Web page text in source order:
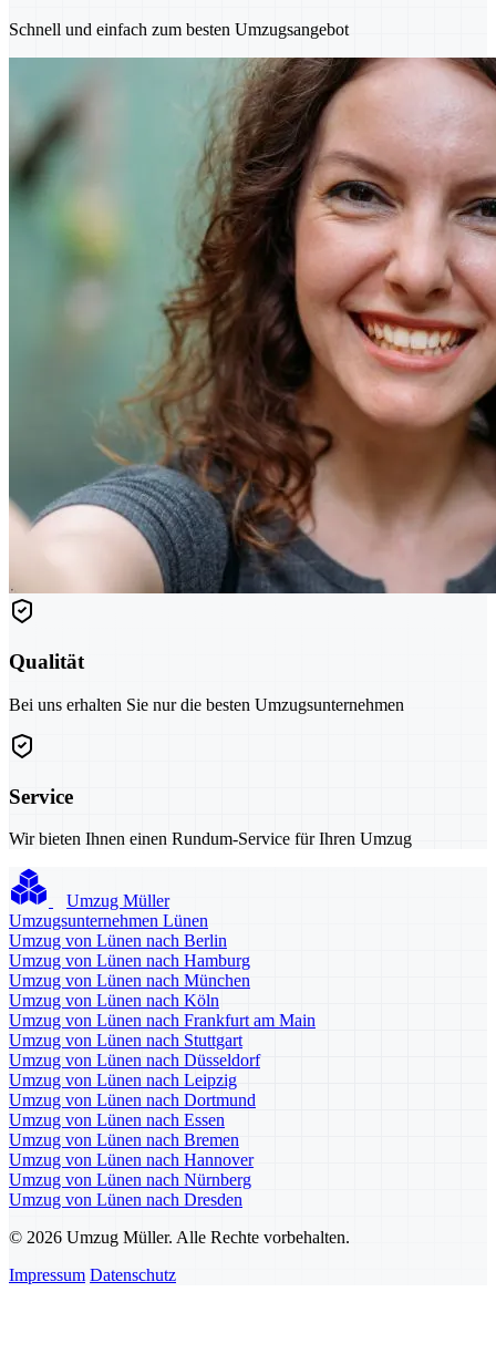
Schnell und einfach zum besten Umzugsangebot
Qualität
Bei uns erhalten Sie nur die besten Umzugsunternehmen
Service
Wir bieten Ihnen einen Rundum-Service für Ihren Umzug
Umzug Müller
Umzugsunternehmen Lünen
Umzug von Lünen nach Berlin
Umzug von Lünen nach Hamburg
Umzug von Lünen nach München
Umzug von Lünen nach Köln
Umzug von Lünen nach Frankfurt am Main
Umzug von Lünen nach Stuttgart
Umzug von Lünen nach Düsseldorf
Umzug von Lünen nach Leipzig
Umzug von Lünen nach Dortmund
Umzug von Lünen nach Essen
Umzug von Lünen nach Bremen
Umzug von Lünen nach Hannover
Umzug von Lünen nach Nürnberg
Umzug von Lünen nach Dresden
© 2026 Umzug Müller. Alle Rechte vorbehalten.
Impressum Datenschutz